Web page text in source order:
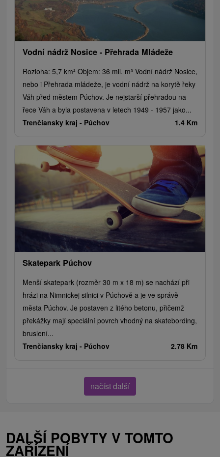
Vodní nádrž Nosice - Přehrada Mládeže
Rozloha: 5,7 km² Objem: 36 mil. m³ Vodní nádrž Nosice,
nebo i Přehrada mládeže, je vodní nádrž na korytě řeky
Váh před městem Púchov. Je nejstarší přehradou na
řece Váh a byla postavena v letech 1949 - 1957 jako...
Trenčiansky kraj - Púchov 1.4 Km
Skatepark Púchov
Menší skatepark (rozměr 30 m x 18 m) se nachází při
hrázi na Nimnickej silnici v Púchově a je ve správě
města Púchov. Je postaven z litého betonu, přičemž
překážky mají speciální povrch vhodný na skatebording,
bruslení...
Trenčiansky kraj - Púchov 2.78 Km
načíst další
DALŠÍ POBYTY V TOMTO
ZAŘÍZENÍ